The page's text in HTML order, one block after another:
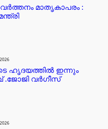
മാതൃകാപരം :
ഹൃദയത്തിൽ ഇന്നും
.ജോജി വർഗീസ്